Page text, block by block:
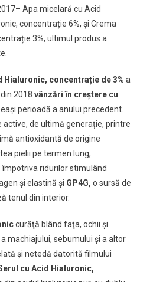
Apa micelară cu Acid
concentrație 6%, și Crema
3%, ultimul produs a
Hialuronic, concentrație de 3% a
2018 vânzări în creștere cu
perioadă a anului precedent.
de ultimă generație, printre
antioxidantă de origine
pielii pe termen lung,
împotriva ridurilor stimulând
şi elastină și GP4G, o sursă de
tenul din interior.
curăţă blând faţa, ochii şi
machiajului, sebumului şi a altor
și netedă datorită filmului
cu Acid Hialuronic,